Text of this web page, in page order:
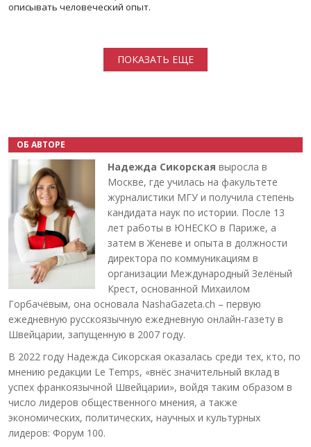
описывать человеческий опыт.
ПОКАЗАТЬ ЕЩЕ
ОБ АВТОРЕ
Надежда Сикорская выросла в
Москве, где училась на факультете
журналистики МГУ и получила степень
кандидата наук по истории. После 13
лет работы в ЮНЕСКО в Париже, а
затем в Женеве и опыта в должности
директора по коммуникациям в
организации Международный Зелёный
Крест, основанной Михаилом
Горбачёвым, она основала NashaGazeta.ch – первую
ежедневную русскоязычную ежедневную онлайн-газету в
Швейцарии, запущенную в 2007 году.
В 2022 году Надежда Сикорская оказалась среди тех, кто, по
мнению редакции Le Temps, «внёс значительный вклад в
успех франкоязычной Швейцарии», войдя таким образом в
число лидеров общественного мнения, а также
экономических, политических, научных и культурных
лидеров: Форум 100.